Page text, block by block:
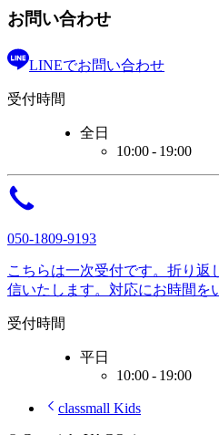
お問い合わせ
LINEでお問い合わせ
受付時間
全日
10:00 - 19:00
050-1809-9193
こちらは一次受付です。 折り返
信いたします。 対応にお時間を
受付時間
平日
10:00 - 19:00
classmall Kids